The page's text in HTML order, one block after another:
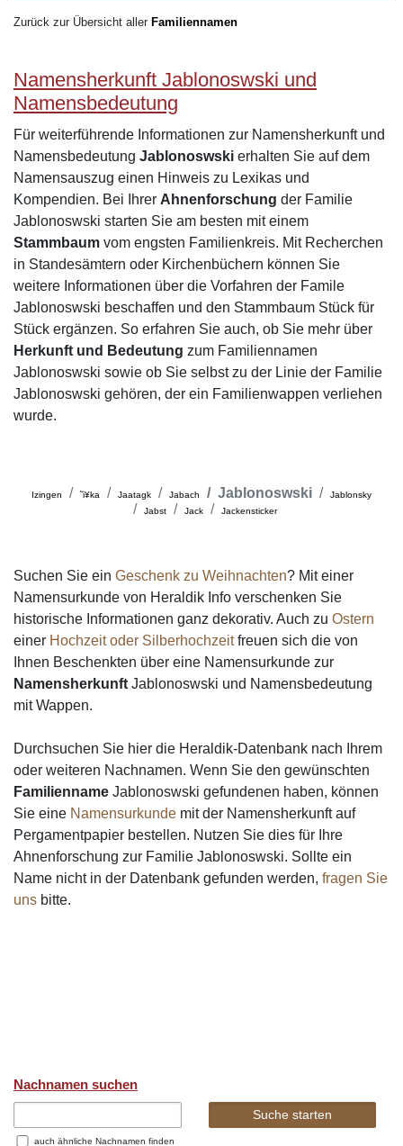
Zurück zur Übersicht aller Familiennamen
Namensherkunft Jablonoswski und
Namensbedeutung
Für weiterführende Informationen zur Namensherkunft und
Namensbedeutung Jablonoswski erhalten Sie auf dem
Namensauszug einen Hinweis zu Lexikas und
Kompendien. Bei Ihrer Ahnenforschung der Familie
Jablonoswski starten Sie am besten mit einem
Stammbaum vom engsten Familienkreis. Mit Recherchen
in Standesämtern oder Kirchenbüchern können Sie
weitere Informationen über die Vorfahren der Famile
Jablonoswski beschaffen und den Stammbaum Stück für
Stück ergänzen. So erfahren Sie auch, ob Sie mehr über
Herkunft und Bedeutung zum Familiennamen
Jablonoswski sowie ob Sie selbst zu der Linie der Familie
Jablonoswski gehören, der ein Familienwappen verliehen
wurde.
Izingen ˜i¥ka Jaatagk Jabach Jablonoswski
Jablonsky
Jabst
Jack Jackensticker
Suchen Sie ein Geschenk zu Weihnachten? Mit einer
Namensurkunde von Heraldik Info verschenken Sie
historische Informationen ganz dekorativ. Auch zu Ostern
einer Hochzeit oder Silberhochzeitfreuen sich die von
Ihnen Beschenkten über eine Namensurkunde zur
Namensherkunft Jablonoswski und Namensbedeutung
mit Wappen.
Durchsuchen Sie hier die Heraldik-Datenbank nach Ihrem
oder weiteren Nachnamen. Wenn Sie den gewünschten
Familienname Jablonoswski gefundenen haben, können
Sie eine Namensurkunde mit der Namensherkunft auf
Pergamentpapier bestellen. Nutzen Sie dies für Ihre
Ahnenforschung zur Familie Jablonoswski. Sollte ein
Name nicht in der Datenbank gefunden werden, fragen Sie
uns bitte.
Nachnamen suchen
auch ähnliche Nachnamen finden